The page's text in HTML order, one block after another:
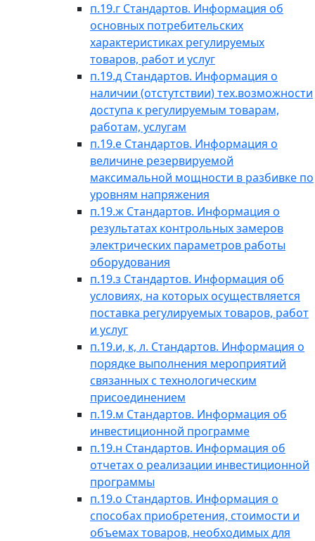
п.19.г Стандартов. Информация об
основных потребительских
характеристиках регулируемых
товаров, работ и услуг
п.19.д Стандартов. Информация о
наличии (отстутствии) тех.возможности
доступа к регулируемым товарам,
работам, услугам
п.19.е Стандартов. Информация о
величине резервируемой
максимальной мощности в разбивке по
уровням напряжения
п.19.ж Стандартов. Информация о
результатах контрольных замеров
электрических параметров работы
оборудования
п.19.з Стандартов. Информация об
условиях, на которых осуществляется
поставка регулируемых товаров, работ
и услуг
п.19.и, к, л. Стандартов. Информация о
порядке выполнения мероприятий
связанных с технологическим
присоединением
п.19.м Стандартов. Информация об
инвестиционной программе
п.19.н Стандартов. Информация об
отчетах о реализации инвестиционной
программы
п.19.о Стандартов. Информация о
способах приобретения, стоимости и
объемах товаров, необходимых для